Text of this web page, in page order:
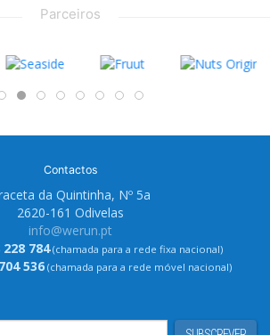
Parceiros
Contactos
da Quintinha, Nº 5a
2620-161 Odivelas
info@werun.pt
228 784(chamada para a rede fixa nacional)
536(chamada para a rede móvel nacional)